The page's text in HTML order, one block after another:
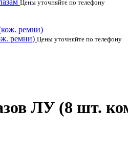
Цены уточняйте по телефону
ремни) Цены уточняйте по телефону
ЛУ (8 шт.